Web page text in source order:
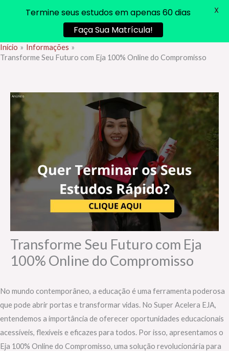
Ir
para
Início
Informações
Transforme Seu Futuro com Eja 100% Online do Compromisso
Transforme Seu Futuro com Eja
100% Online do Compromisso
No mundo contemporâneo, a educação é uma ferramenta poderosa
que pode abrir portas e transformar vidas. No Super Acelera EJA,
entendemos a importância de oferecer oportunidades educacionais
acessíveis, flexíveis e eficazes para todos. Por isso, apresentamos o
Eja 100% Online do Compromisso, uma solução revolucionária para
Termine seus estudos em apenas 60 dias
Faça Sua Matrícula!
X